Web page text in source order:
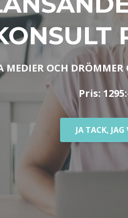
MEDIER OCH
Pris:
JA TACK,